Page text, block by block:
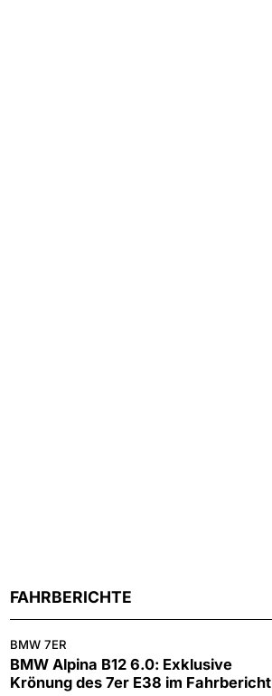
FAHRBERICHTE
BMW 7ER
BMW Alpina B12 6.0: Exklusive
Krönung des 7er E38 im Fahrbericht